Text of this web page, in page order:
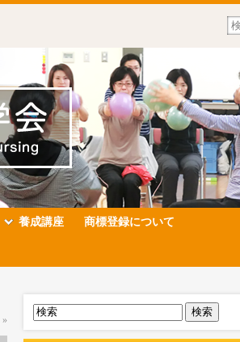
養成講座 商標登録について
»
検索